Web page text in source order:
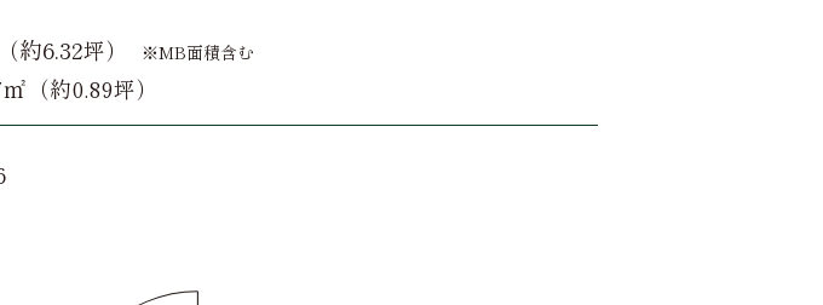
約6.32坪） ※MB面積含む
（約0.89坪）